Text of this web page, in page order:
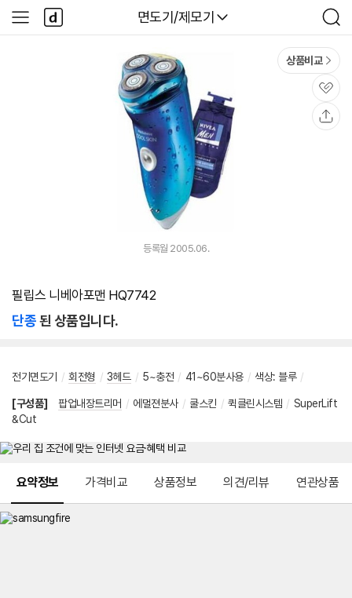
다나와
면도기/제모기
검
색
사
이
다
나
와
상품비교
관
심
등록월 2005.06.
필립스 니베아포맨 HQ7742
단종된 상품입니다.
전기면도기 / 회전형 / 3헤드 / 5~충전 / 41~60분사용 / 색상: 블루 /
[구성품] 팝업내장트리머 / 에멀젼분사 / 쿨스킨 / 퀵클린시스템 / SuperLift
&Cut
요약정보 가격비교 상품정보 의견/리뷰 연관상품